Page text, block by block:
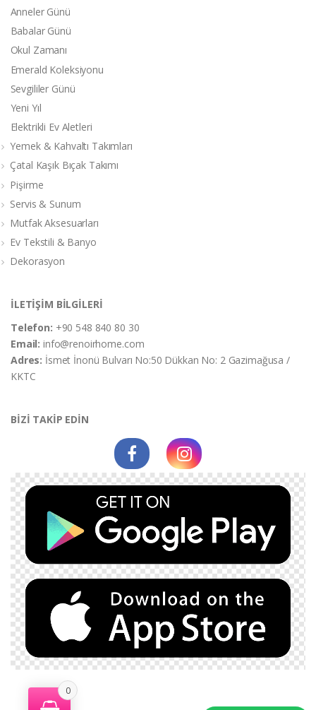
Anneler Günü
Babalar Günü
Okul Zamanı
Emerald Koleksiyonu
Sevgililer Günü
Yeni Yıl
Elektrikli Ev Aletleri
Yemek & Kahvaltı Takımları
Çatal Kaşık Bıçak Takımı
Pişirme
Servis & Sunum
Mutfak Aksesuarları
Ev Tekstili & Banyo
Dekorasyon
İLETİŞİM BİLGİLERİ
Telefon: +90 548 840 80 30
Email:info@renoirhome.com
Adres: İsmet İnonü Bulvarı No:50 Dükkan No: 2 Gazimağusa /
KKTC
BİZİ TAKİP EDİN
0